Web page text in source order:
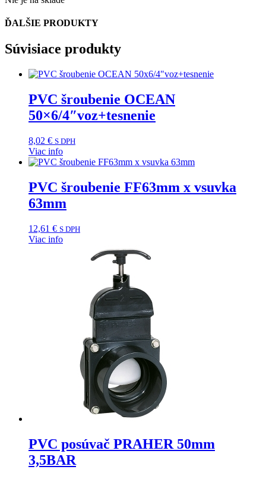
ĎALŠIE PRODUKTY
Súvisiace produkty
PVC šroubenie OCEAN
50×6/4″voz+tesnenie
8,02 € S DPH
Viac info
PVC šroubenie FF63mm x vsuvka
63mm
12,61 € S DPH
Viac info
PVC posúvač PRAHER 50mm
3,5BAR